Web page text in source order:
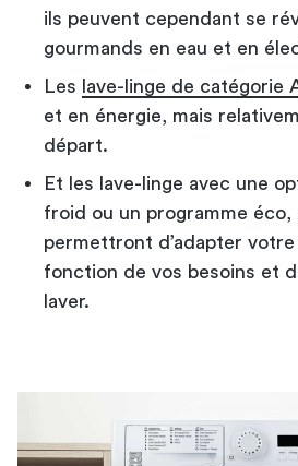
ils peuvent cependant se
gourmands en eau et en
Les
lave-linge de catégorie
et en énergie, mais
départ.
Et les lave-linge avec une
froid ou un programme éco,
permettront d’adapter
fonction de vos besoins et
laver.